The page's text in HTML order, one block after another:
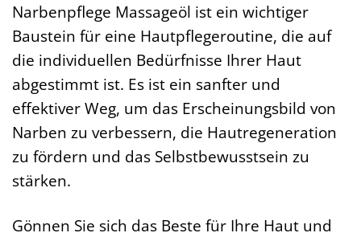
Narbenpflege Massageöl ist ein wichtiger
Baustein für eine Hautpflegeroutine, die auf
die individuellen Bedürfnisse Ihrer Haut
abgestimmt ist. Es ist ein sanfter und
effektiver Weg, um das Erscheinungsbild von
Narben zu verbessern, die Hautregeneration
zu fördern und das Selbstbewusstsein zu
stärken.
Gönnen Sie sich das Beste für Ihre Haut und